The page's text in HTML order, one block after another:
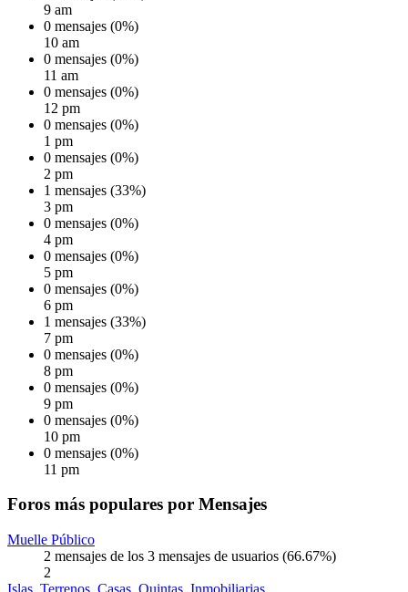
9 am
0 mensajes (0%)
10 am
0 mensajes (0%)
11 am
0 mensajes (0%)
12 pm
0 mensajes (0%)
1 pm
0 mensajes (0%)
2 pm
1 mensajes (33%)
3 pm
0 mensajes (0%)
4 pm
0 mensajes (0%)
5 pm
0 mensajes (0%)
6 pm
1 mensajes (33%)
7 pm
0 mensajes (0%)
8 pm
0 mensajes (0%)
9 pm
0 mensajes (0%)
10 pm
0 mensajes (0%)
11 pm
Foros más populares por Mensajes
Muelle Público
2 mensajes de los 3 mensajes de usuarios (66.67%)
2